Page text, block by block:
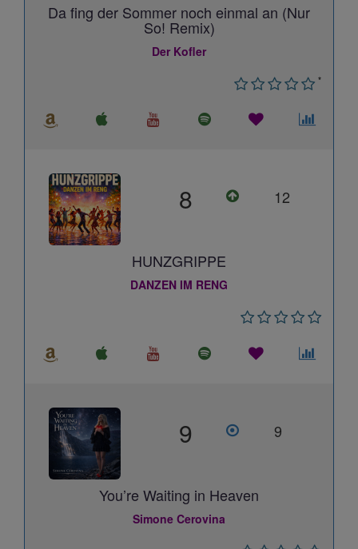
Da fing der Sommer noch einmal an (Nur
So! Remix)
Der Kofler
*
8 12
HUNZGRIPPE
DANZEN IM RENG
9 9
You’re Waiting in Heaven
Simone Cerovina